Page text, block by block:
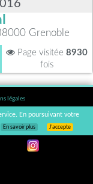
Grenoble
Page visitée 8930
fois
légales
avec modération. |
En poursuivant votre
En savoir plus J’accepte